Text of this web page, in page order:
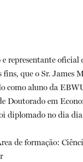
representante
que o Sr. James
como aluno da
Doutorado em
diplomado no dia
de formação: